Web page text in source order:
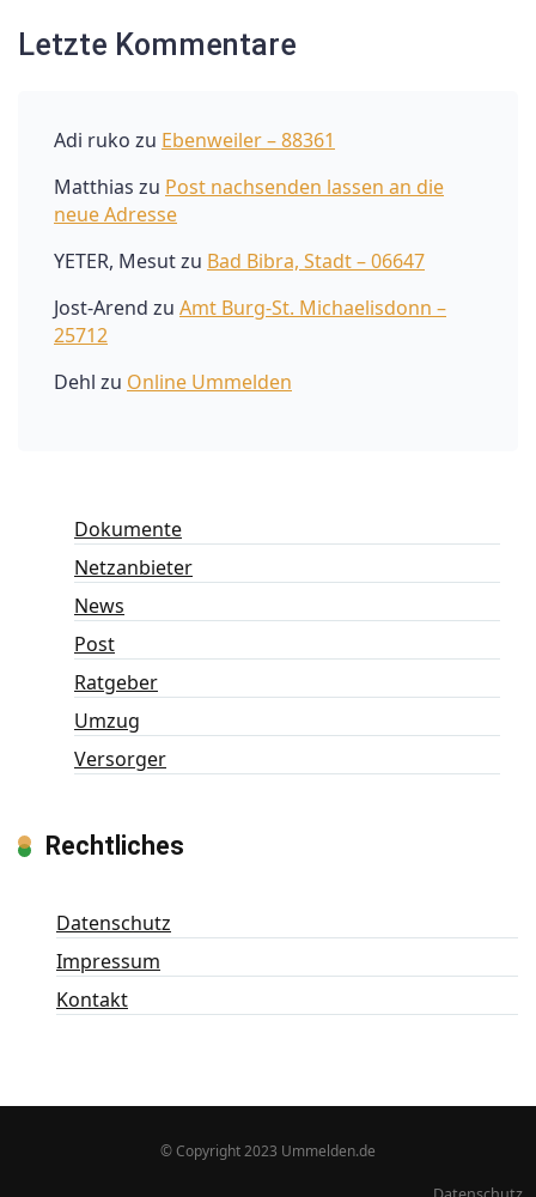
Letzte Kommentare
Adi ruko zu Ebenweiler – 88361
Matthias zu Post nachsenden lassen an die
neue Adresse
YETER, Mesutzu Bad Bibra, Stadt – 06647
Jost-Arend zu Amt Burg-St. Michaelisdonn –
25712
Dehl zu Online Ummelden
Dokumente
Netzanbieter
News
Post
Ratgeber
Umzug
Versorger
Rechtliches
Datenschutz
Impressum
Kontakt
© Copyright 2023 Ummelden.de